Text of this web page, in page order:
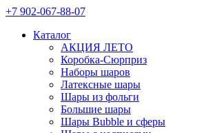
+7 902-067-88-07
Каталог
АКЦИЯ ЛЕТО
Коробка-Сюрприз
Наборы шаров
Латексные шары
Шары из фольги
Большие шары
Шары Bubble и сферы